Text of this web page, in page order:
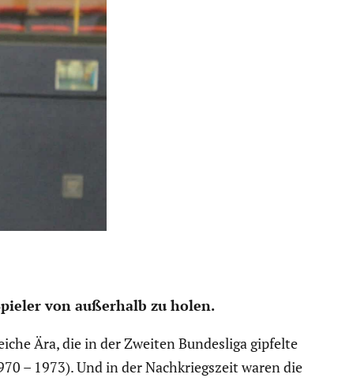
von außerhalb zu holen.
Ära, die in der Zweiten Bundes­liga gipfelte
– 1973). Und in der Nachkriegs­zeit waren die